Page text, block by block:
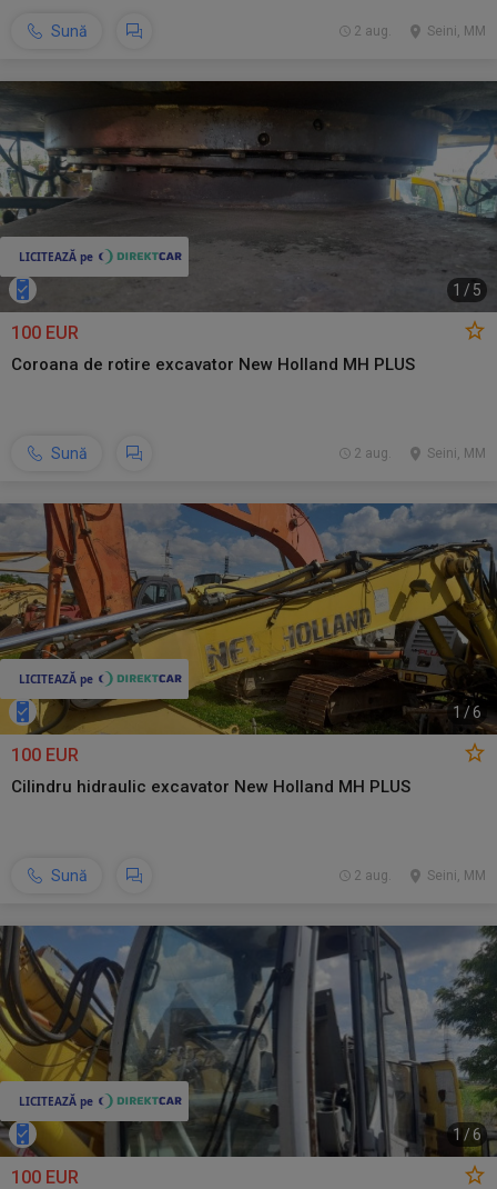
Sună Seini, MM
2 aug.
1 / 5
100 EUR
Coroana de rotire excavator New Holland MH PLUS
Sună Seini, MM
2 aug.
1 /6
100 EUR
Cilindru hidraulic excavator New Holland MH PLUS
Sună Seini, MM
2 aug.
1 /6
100 EUR